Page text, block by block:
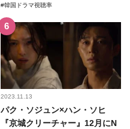
韓国ドラマ視聴率
2023.11.13
パク・ソジュン×ハン・ソヒ
『京城クリーチャー』12月にN